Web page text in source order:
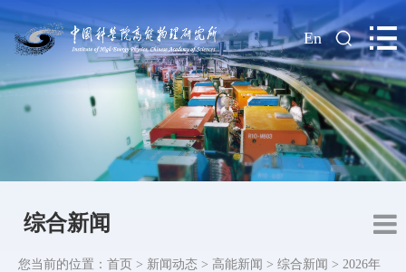
| En
综合新闻
您当前的位置： 首页 > 新闻动态 > 高能新闻 > 综合新闻 > 2026年